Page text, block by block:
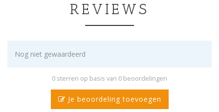
REVIEWS
Nog niet gewaardeerd
0 sterren op basis van 0 beoordelingen
Je beoordeling toevoegen